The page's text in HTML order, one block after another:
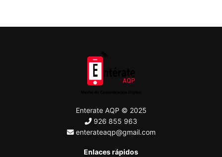
Enterate AQP © 2025
926 855 963
enterateaqp@gmail.com
Enlaces rápidos